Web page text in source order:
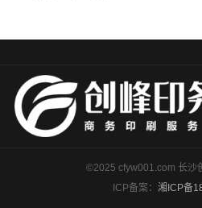
©2025 cfyw001.com 长沙
ICP备案： 湘ICP备